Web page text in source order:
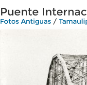
Puente
Fotos Antiguas /